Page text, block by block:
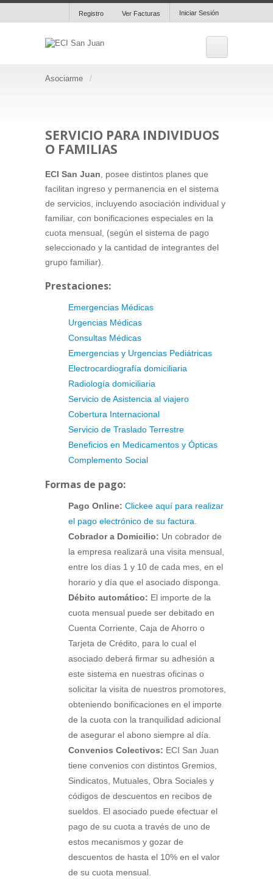
Registro Ver Facturas Iniciar Sesión
Asociarme
SERVICIO PARA INDIVIDUOS
O FAMILIAS
ECI San Juan , posee distintos planes que
facilitan ingreso y permanencia en el sistema
de servicios, incluyendo asociación individual y
familiar, con bonificaciones especiales en la
cuota mensual, (según el sistema de pago
seleccionado y la cantidad de integrantes del
grupo familiar).
Prestaciones:
Emergencias Médicas
Urgencias Médicas
Consultas Médicas
Emergencias y Urgencias Pediátricas
Electrocardiografía domiciliaria
Radiología domiciliaria
Servicio de Asistencia al viajero
Cobertura Internacional
Servicio de Traslado Terrestre
Beneficios en Medicamentos y Ópticas
Complemento Social
Formas de pago:
Pago Online: Clickee aquí para realizar
el pago electrónico de su factura.
Cobrador a Domicilio: Un cobrador de
la empresa realizará una visita mensual,
entre los días 1 y 10 de cada mes, en el
horario y día que el asociado disponga.
Débito automático: El importe de la
cuota mensual puede ser debitado en
Cuenta Corriente, Caja de Ahorro o
Tarjeta de Crédito, para lo cual el
asociado deberá firmar su adhesión a
este sistema en nuestras oficinas o
solicitar la visita de nuestros promotores,
obteniendo bonificaciones en el importe
de la cuota con la tranquilidad adicional
de asegurar el abono siempre al día.
Convenios Colectivos: ECI San Juan
tiene convenios con distintos Gremios,
Sindicatos, Mutuales, Obra Sociales y
códigos de descuentos en recibos de
sueldos. El asociado puede efectuar el
pago de su cuota a través de uno de
estos mecanismos y gozar de
descuentos de hasta el 10% en el valor
de su cuota mensual.